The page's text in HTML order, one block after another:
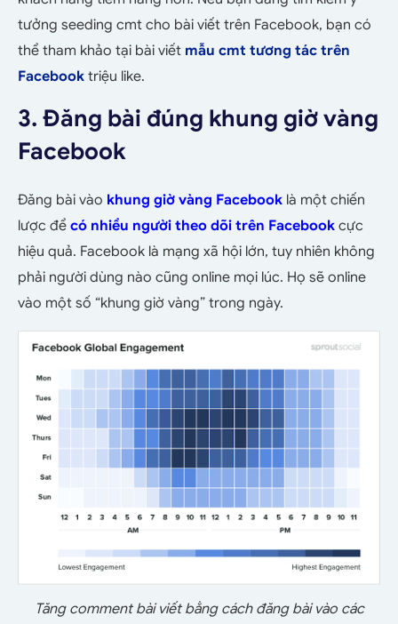
tưởng seeding cmt cho bài viết trên Facebook, bạn có
thể tham khảo tại bài viết mẫu cmt tương tác trên
Facebook triệu like.
3. Đăng bài đúng khung giờ vàng
Facebook
Đăng bài vào khung giờ vàng Facebook là một chiến
lược để có nhiều người theo dõi trên Facebook cực
hiệu quả. Facebook là mạng xã hội lớn, tuy nhiên không
phải người dùng nào cũng online mọi lúc. Họ sẽ online
vào một số “khung giờ vàng” trong ngày.
Tăng comment bài viết bằng cách đăng bài vào các